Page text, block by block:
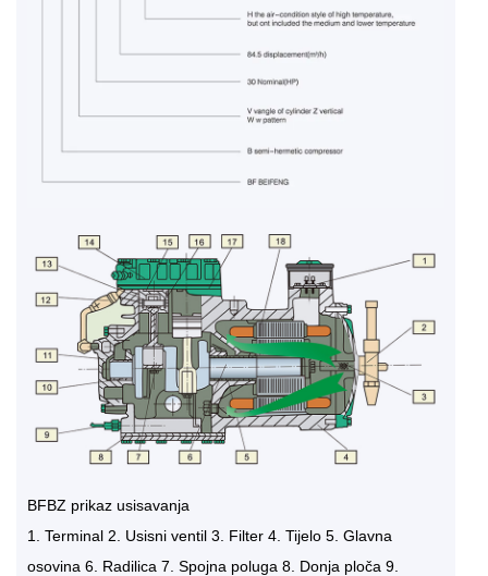
BFBZ prikaz usisavanja
1. Terminal 2. Usisni ventil 3. Filter 4. Tijelo 5. Glavna
osovina 6. Radilica 7. Spojna poluga 8. Donja ploča 9.